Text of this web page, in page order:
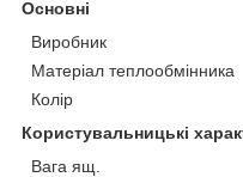
Основні
Виробник
Матеріал теплообмінника
Колір
Користувальницькі
Вага ящ.